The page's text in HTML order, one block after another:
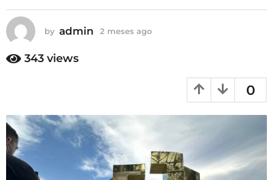
g
o
by admin 2 meses ago
343 views
0